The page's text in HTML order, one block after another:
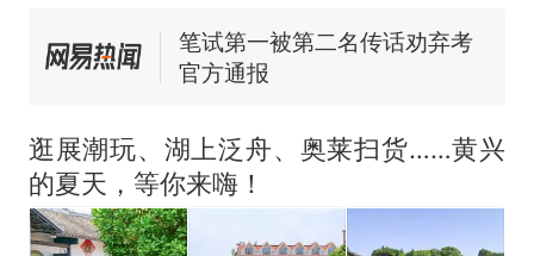
来源：参考消息）
笔试第一被第二名传话劝弃考
官方通报
因老师一句“跟我回家”改写了
人生
逛展潮玩、湖上泛舟、奥莱扫货……黄兴
的夏天，等你来嗨！